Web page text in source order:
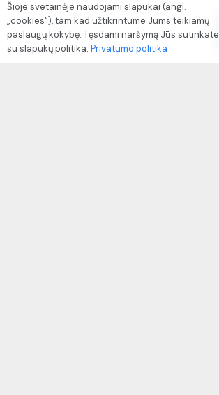
Privatumo politika
Pinigų ir prekių grąžinimo politika
Šioje svetainėje naudojami slapukai (angl.
„cookies“), tam kad užtikrintume Jums teikiamų
paslaugų kokybę. Tęsdami naršymą Jūs sutinkate
su slapukų politika. Privatumo politika